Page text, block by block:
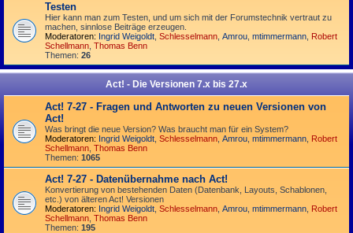
Testen
Hier kann man zum Testen, und um sich mit der Forumstechnik vertraut zu
machen, sinnlose Beiträge erzeugen.
Moderatoren: Ingrid Weigoldt Schlesselmann Amrou mtimmermann Robert
Schellmann Thomas Benn
Themen: 26
Act! - Die Versionen 7.x bis 27.x
Act! 7-27 - Fragen und Antworten zu neuen Versionen von
Act!
Was bringt die neue Version? Was braucht man für ein System?
Moderatoren: Ingrid Weigoldt Schlesselmann Amrou mtimmermann Robert
Schellmann Thomas Benn
Themen: 1065
Act! 7-27 - Datenübernahme nach Act!
Konvertierung von bestehenden Daten (Datenbank, Layouts, Schablonen,
etc.) von älteren Act! Versionen
Moderatoren: Ingrid Weigoldt Schlesselmann Amrou mtimmermann Robert
Schellmann Thomas Benn
Themen: 195